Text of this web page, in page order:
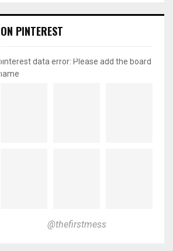
ON PINTEREST
pinterest data error: Please add the board
name
@thefirstmess